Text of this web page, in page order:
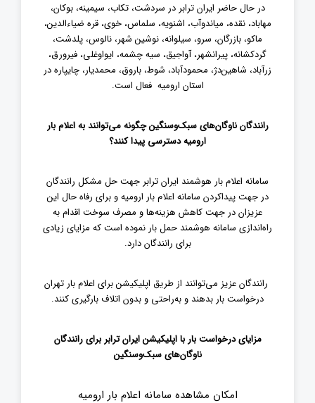
در حال حاضر ایران ترابر در سردشت، تکاب، سیمینه، بوکان،
مهاباد، نقده، میاندوآب، اشنویه، سلماس، خوی، قره ضیاءالدین،
ماکو، بازرگان، سرو، سیلوانه، نوشین شهر، نالوس، پلدشت،
گردکشانه، پیرانشهر، آواجیق، سیه چشمه، ایواوغلی، فیرورق،
زرآباد، شاهین‌دژ، محمودآباد، شوط، باروق، محمدیار، چایپاره در
استان ارومیه فعال است.
رانندگان ناوگان‌های سبک‌وسنگین چگونه می‌توانند به اعلام بار
ارومیه دسترسی پیدا کنند؟
سامانه اعلام بار هوشمند ایران ترابر جهت حل مشکل رانندگان
در جهت پیداکردن سامانه اعلام بار ارومیه و برای رفاه حال این
عزیزان در جهت کاهش هزینه‌ها و مصرف سوخت اقدام به
راه‌اندازی سامانه هوشمند حمل بار نموده است که مزایای زیادی
برای رانندگان دارد.
رانندگان عزیز می‌توانند از طریق اپلیکیشن برای اعلام بار تهران
درخواست بار بدهند و به‌راحتی و بدون اتلاف بارگیری کنند.
مزایای درخواست بار با اپلیکیشن ایران ترابر برای رانندگان
ناوگان‌های سبک‌وسنگین
امکان مشاهده سامانه اعلام بار ارومیه